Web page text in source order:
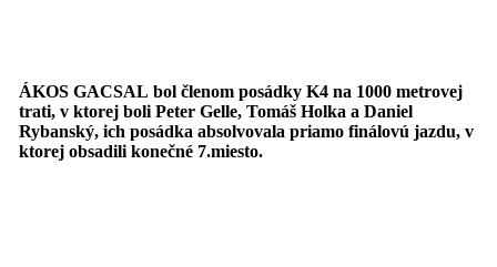
ÁKOS GACSAL bol členom posádky K4 na 1000 metrovej
trati, v ktorej boli Peter Gelle, Tomáš Holka a Daniel
Rybanský, ich posádka absolvovala priamo finálovú jazdu, v
ktorej obsadili konečné 7.miesto.